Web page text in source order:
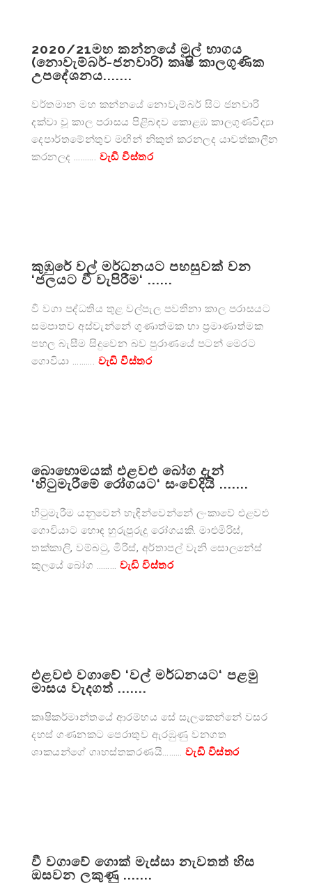
2020/21මහ කන්නයේ මුල් භාගය
(නොවැම්බර්-ජනවාරි) කෘෂි කාලගුණික
උපදේශනය.......
වර්තමාන මහ කන්නයේ නොවැම්බර් සිට ජනවාරි
දක්වා වූ කාල පරාසය පිළිබඳව කොළඹ කාලගුණවිද්‍යා
දෙපාර්තමේන්තුව මඟින් නිකුත් කරනලද යාවත්කාලීන
කරනලද ………. වැඩි විස්තර
කුඹුරේ වල් මර්ධනයට පහසුවක් වන
‘ජලයට වී වැපිරීම‘ ......
වී වගා පද්ධතිය තුළ වල්පැල පවතිනා කාල පරාසයට
සමපාතව අස්වැන්නේ ගුණාත්මක හා ප්‍රමාණාත්මක
පහල බැසීම සිදුවෙන බව පුරාණයේ පටන් මෙරට
ගොවියා ………. වැඩි විස්තර
බොහොමයක් එළවළු බෝග දැන්
‘හිටුමැරීමේ රෝගයට‘ සංවේදියි .......
හිටුමැරීම යනුවෙන් හැඳින්වෙන්නේ ලංකාවේ එළවළු
ගොවියාට හොඳ හුරුපුරුදු රෝගයකි. මාළුමිරිස්,
තක්කාලි, වම්බටු, මිරිස්, අර්තාපල් වැනි සොලනේස්
කුලයේ බෝග ……… වැඩි විස්තර
එළවළු වගාවේ ‘වල් මර්ධනයට‘ පළමු
මාසය වැදගත් .......
කෘෂිකර්මාන්තයේ ආරම්භය සේ සැලකෙන්නේ වසර
දහස් ගණනකට පෙරාතුව ඇරඹුණු වනගත
ශාකයන්ගේ ගෘහස්තකරණයි……… වැඩි විස්තර
වී වගාවේ ගොක් මැස්සා නැවතත් හිස
ඔසවන ලකුණු .......